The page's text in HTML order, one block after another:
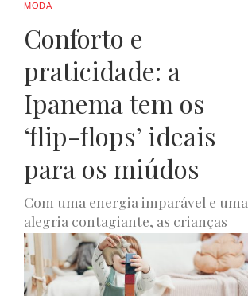
MODA
Conforto e
praticidade: a
Ipanema tem os
‘flip-flops’ ideais
para os miúdos
Com uma energia imparável e uma
alegria contagiante, as crianças
tornam o mundo mais feliz com a
sua pureza. Falta um...
LUXWOMAN MAIO 31, 2022